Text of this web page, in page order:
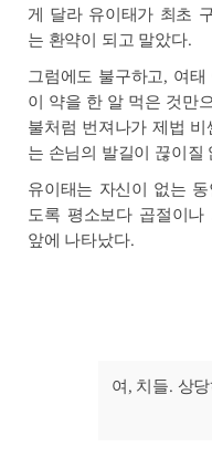
게 달라 유이태가 최초
는 환약이 되고 말았다.
그럼에도 불구하고, 여
이 약을 한 알 먹은 것만
불처럼 번져나가 제법 비
는 손님의 발길이 끊이질
유이태는 자신이 없는
도록 평소보다 곱절이
앞에 나타났다.
여, 치들. 상